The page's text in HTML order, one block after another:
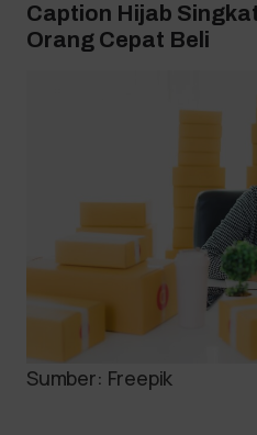
Caption Hijab
Orang Cepat Beli
Sumber: Freepik